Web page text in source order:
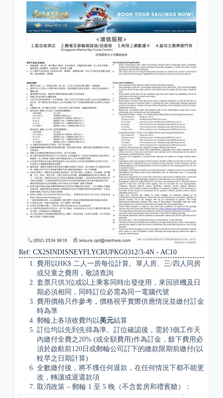
Ref: CX2SINDISNEYFLYCRUPKG0312/3-4N - AC10
費用以HK$ 二人一房每位計算。單人房、三/四人同房
或兒童之費用，敬請查詢
套票只供3位或以上乘客同時出發使用，來回班機及日
期必須相同，同時訂位必需為同一電腦代號
費用價格只作參考，價格視乎實際供應情況並繳付訂金
時為準
郵輪上各項收費均以美元結算
訂位均以先到先得為準。訂位確認後，需於3個工作天
內繳付全費之20% (或全額費用)作為訂金，餘下費用必
須於啟航前120日或郵輪公司訂下的繳款限期前繳付(以
較早之日期計算)
全數繳付後，將不獲任何退款，在任何情況下都不能更
改，轉讓或退還款項
取消政策 – 郵輪 1 至 5 晚（不含套房和禮賓艙）：